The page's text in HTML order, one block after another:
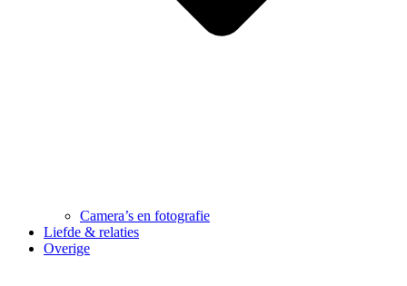
Camera’s en fotografie
Liefde & relaties
Overige